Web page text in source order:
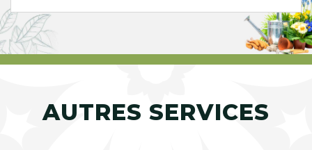
AUTRES SERVICES